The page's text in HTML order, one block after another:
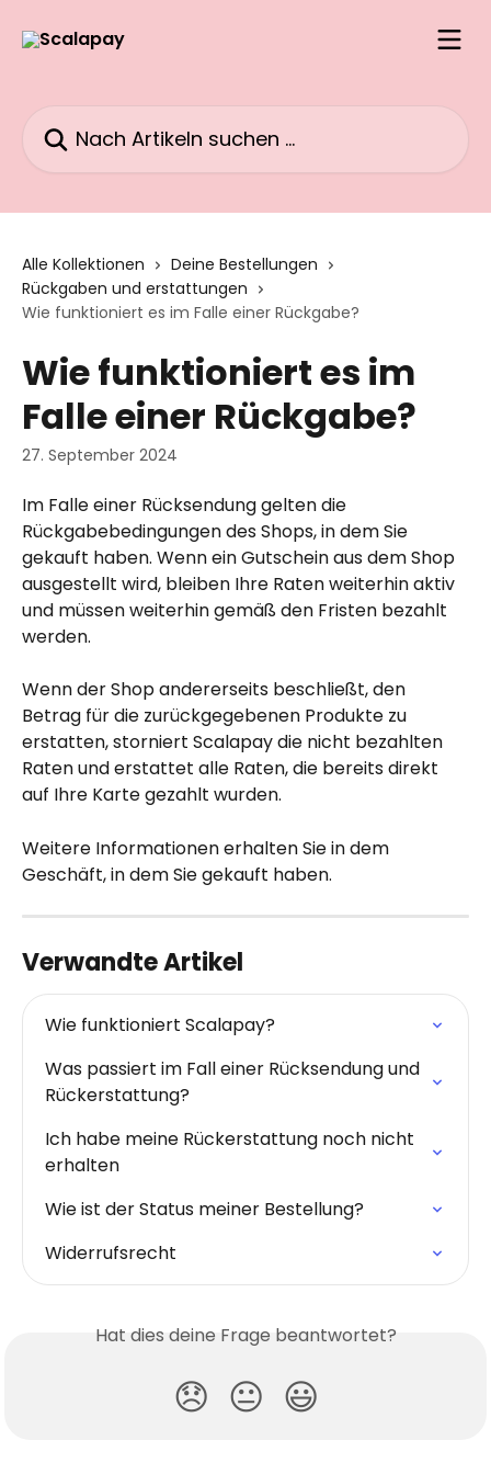
Alle Kollektionen
Deine Bestellungen
Rückgaben und erstattungen
Wie funktioniert es im Falle einer Rückgabe?
Wie funktioniert es im
Falle einer Rückgabe?
27. September 2024
Im Falle einer Rücksendung gelten die
Rückgabebedingungen des Shops, in dem Sie
gekauft haben. Wenn ein Gutschein aus dem Shop
ausgestellt wird, bleiben Ihre Raten weiterhin aktiv
und müssen weiterhin gemäß den Fristen bezahlt
werden.
Wenn der Shop andererseits beschließt, den
Betrag für die zurückgegebenen Produkte zu
erstatten, storniert Scalapay die nicht bezahlten
Raten und erstattet alle Raten, die bereits direkt
auf Ihre Karte gezahlt wurden.
Weitere Informationen erhalten Sie in dem
Geschäft, in dem Sie gekauft haben.
Verwandte Artikel
Wie funktioniert Scalapay?
Was passiert im Fall einer Rücksendung und
Rückerstattung?
Ich habe meine Rückerstattung noch nicht
erhalten
Wie ist der Status meiner Bestellung?
Widerrufsrecht
Hat dies deine Frage beantwortet?
😞 😐 😃